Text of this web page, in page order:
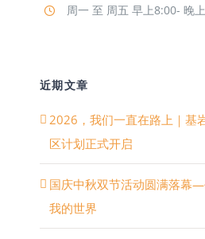
周一 至 周五 早上8:00- 晚
近期文章
2026，我们一直在路上｜基
区计划正式开启
国庆中秋双节活动圆满落幕
我的世界